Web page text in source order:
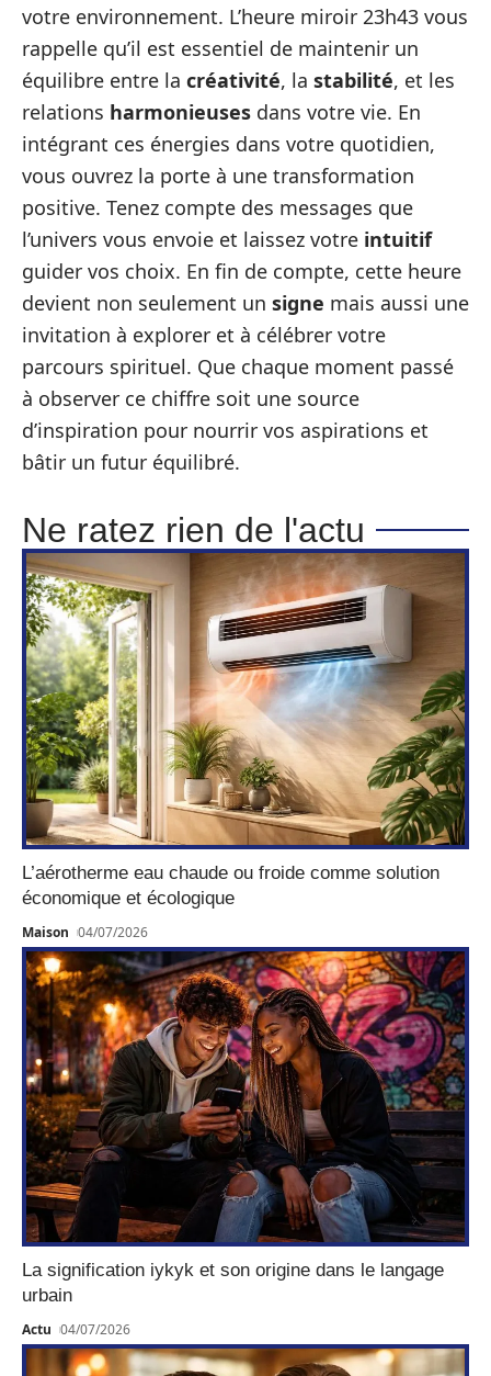
votre environnement. L’heure miroir 23h43 vous
rappelle qu’il est essentiel de maintenir un
équilibre entre la créativité, la stabilité, et les
relations harmonieuses dans votre vie. En
intégrant ces énergies dans votre quotidien,
vous ouvrez la porte à une transformation
positive. Tenez compte des messages que
l’univers vous envoie et laissez votre intuitif
guider vos choix. En fin de compte, cette heure
devient non seulement un signe mais aussi une
invitation à explorer et à célébrer votre
parcours spirituel. Que chaque moment passé
à observer ce chiffre soit une source
d’inspiration pour nourrir vos aspirations et
bâtir un futur équilibré.
Ne ratez rien de l'actu
L’aérotherme eau chaude ou froide comme solution
économique et écologique
Maison 04/07/2026
La signification iykyk et son origine dans le langage
urbain
Actu 04/07/2026